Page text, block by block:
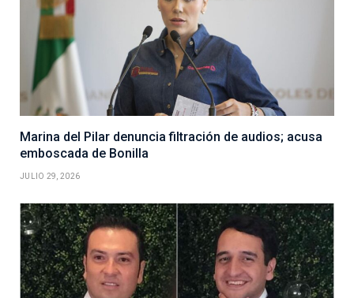
Marina del Pilar denuncia filtración de audios; acusa
emboscada de Bonilla
JULIO 29, 2026